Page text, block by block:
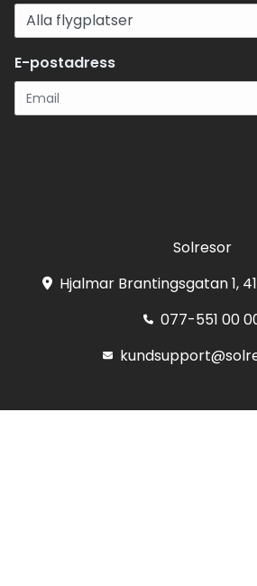
E-postadress
Solresor
Hjalmar Brantingsgatan 1,
077-551 00